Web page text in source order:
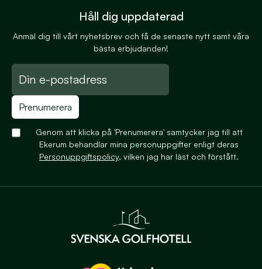
Håll dig uppdaterad
Anmäl dig till vårt nyhetsbrev och få de senaste nytt samt våra
bästa erbjudanden!
Prenumerera
Genom att klicka på 'Prenumerera' samtycker jag till att
Ekerum behandlar mina personuppgifter enligt deras
Personuppgiftspolicy, vilken jag har läst och förstått.